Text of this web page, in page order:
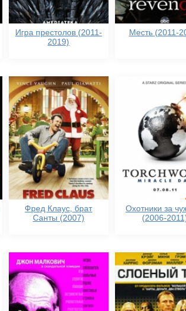
Игра престолов (2011-
2019)
Месть (2011-
Фред Клаус, брат
Санты (2007)
Охотники за
(2006-